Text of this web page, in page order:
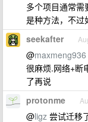
多个项目通常
是种方法，不过
seekafter
@maxmeng936
很麻烦.网络+断
了再说
protonme
@ligz 尝试迁移